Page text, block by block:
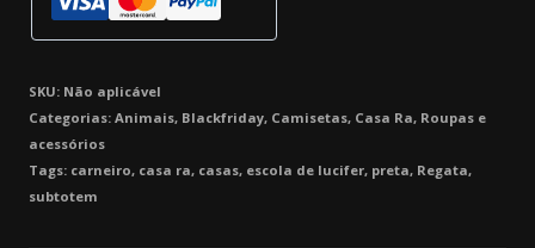
SKU: Não aplicável
Categorias: Animais, Blackfriday, Camisetas, Casa Ra, Roupas e
acessórios
Tags: carneiro, casa ra, casas, escola de lucifer, preta, Regata,
subtotem